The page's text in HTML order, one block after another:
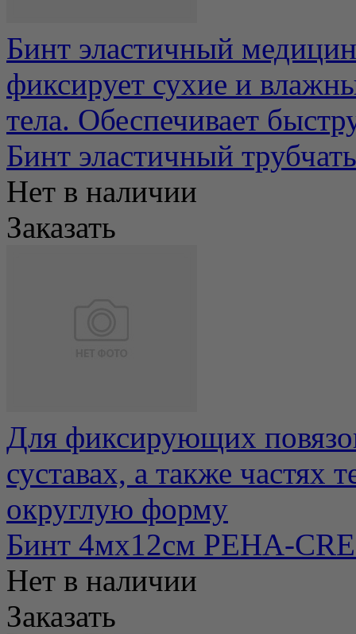
Бинт эластичный
фиксирует сухие и
тела. Обеспечивает
Бинт эластичный
Нет в наличии
Заказать
Для фиксирующих
суставах, а также
округлую форму
Бинт 4мх12см РЕНА-
Нет в наличии
Заказать